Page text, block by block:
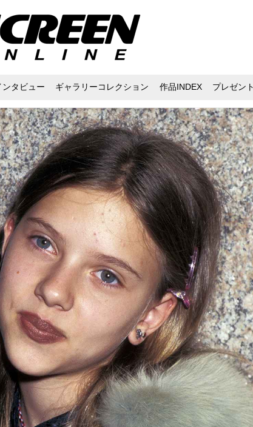
ンタビュー ギャラリーコレクション 作品INDEX プレゼント